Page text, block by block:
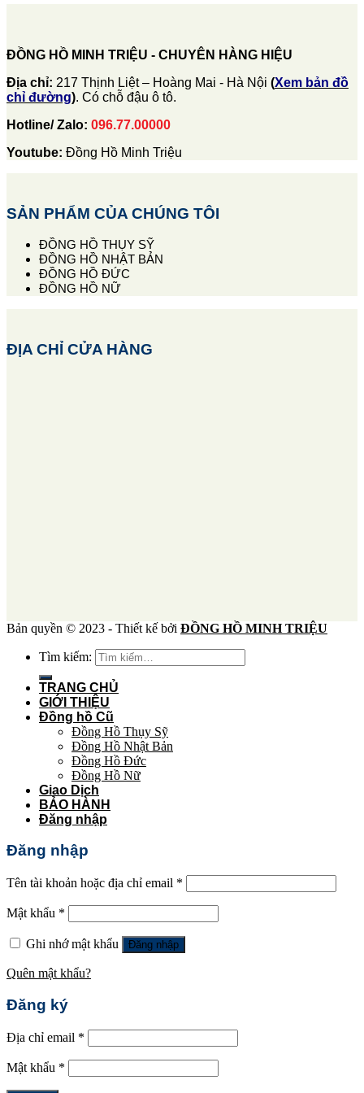
ĐỒNG HỒ MINH TRIỆU - CHUYÊN HÀNG HIỆU
Địa chỉ: 217 Thịnh Liệt – Hoàng Mai - Hà Nội (Xem bản đồ
chỉ đường). Có chỗ đậu ô tô.
Hotline/ Zalo: 096.77.00000
Youtube: Đồng Hồ Minh Triệu
SẢN PHẨM CỦA CHÚNG TÔI
ĐỒNG HỒ THỤY SỸ
ĐỒNG HỒ NHẬT BẢN
ĐỒNG HỒ ĐỨC
ĐỒNG HỒ NỮ
ĐỊA CHỈ CỬA HÀNG
Bản quyền © 2023 - Thiết kế bởi ĐỒNG HỒ MINH TRIỆU
Tìm kiếm:
TRANG CHỦ
GIỚI THIỆU
Đồng hồ Cũ
Đồng Hồ Thụy Sỹ
Đồng Hồ Nhật Bản
Đồng Hồ Đức
Đồng Hồ Nữ
Giao Dịch
BẢO HÀNH
Đăng nhập
Đăng nhập
Tên tài khoản hoặc địa chỉ email *
Mật khẩu *
Ghi nhớ mật khẩu Đăng nhập
Quên mật khẩu?
Đăng ký
Địa chỉ email *
Mật khẩu *